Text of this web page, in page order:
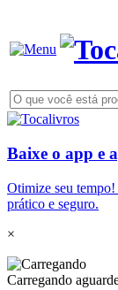
Baixe o app e
Otimize seu
prático e seguro.
×
Carregando